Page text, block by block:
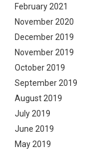
February 2021
November 2020
December 2019
November 2019
October 2019
September 2019
August 2019
July 2019
June 2019
May 2019